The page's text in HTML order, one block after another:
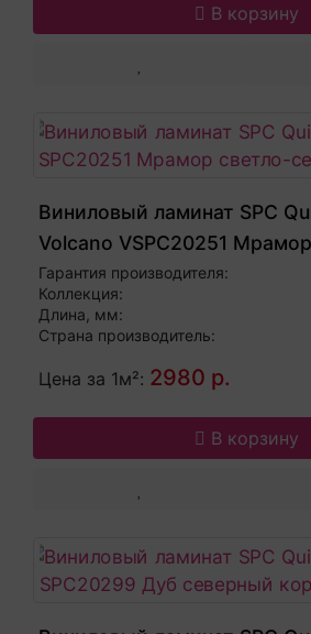
В корзину
Виниловый ламинат SPC
Volcano VSPC20251
Гарантия производителя:
Коллекция:
Длина, мм:
Страна производитель:
Цена за 1м²: 2980 р.
В корзину